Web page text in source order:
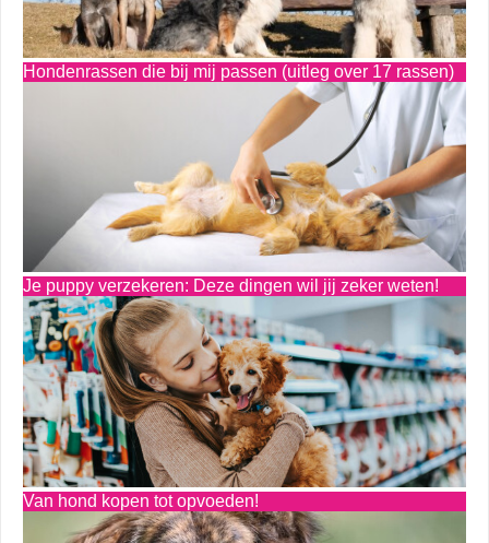
Hondenrassen die bij mij passen (uitleg over 17 rassen)
Je puppy verzekeren: Deze dingen wil jij zeker weten!
Van hond kopen tot opvoeden!